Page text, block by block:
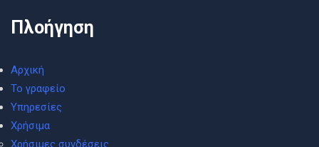
Πλοήγηση
Αρχική
Το γραφείο
Υπηρεσίες
Χρήσιμα
Χρήσιμες συνδέσεις